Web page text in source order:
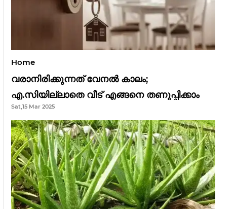
Home
വരാനിരിക്കുന്നത് വേനൽ കാലം;
എ.സിയില്ലാതെ വീട് എങ്ങനെ തണുപ്പിക്കാം
Sat,15 Mar 2025